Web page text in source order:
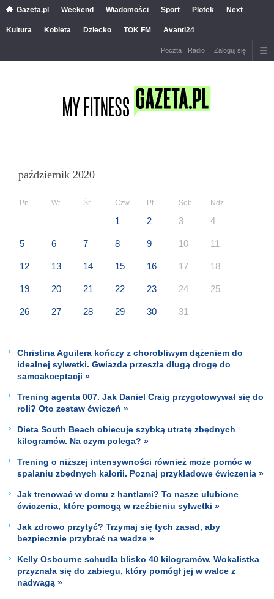
Gazeta.pl Weekend Wiadomości Sport Plotek Next
Kultura Kobieta Dziecko TOK FM Avanti24
Poczta Radio Zaloguj się
październik 2020
Pn Wt Śr Czw Pt Sob Ndz
1 2 3 4
5 6 7 8 9 10 11
12 13 14 15 16 17 18
19 20 21 22 23 24 25
26 27 28 29 30 31
Christina Aguilera kończy z chorobliwym dążeniem do
idealnej sylwetki. Gwiazda przeszła długą drogę do
samoakceptacji »
Trening agenta 007. Jak Daniel Craig przygotowywał się do
roli? Oto zestaw ćwiczeń »
Dieta South Beach obiecuje szybką utratę zbędnych
kilogramów. Na czym polega? »
Trening o niższej intensywności również może pomóc w
spalaniu zbędnych kalorii. Poznaj przykładowe ćwiczenia »
Jak trenować w domu z hantlami? To nasze ulubione
ćwiczenia, które pomogą w rzeźbieniu sylwetki »
Jak zdrowo przytyć? Trzymaj się tych zasad, aby
bezpiecznie przybrać na wadze »
Kelly Osbourne schudła blisko 40 kilogramów. Wokalistka
przyznała się do zabiegu, który pomógł jej w walce z
nadwagą »